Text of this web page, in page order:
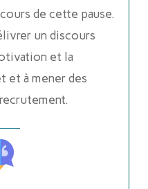
de cette pause.
un discours
et la
et à mener des